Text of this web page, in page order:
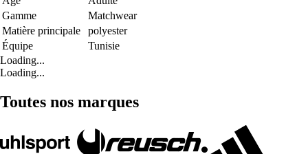
Gamme
Matchwear
Matière principale
polyester
Équipe
Tunisie
Loading...
Loading...
Toutes nos marques